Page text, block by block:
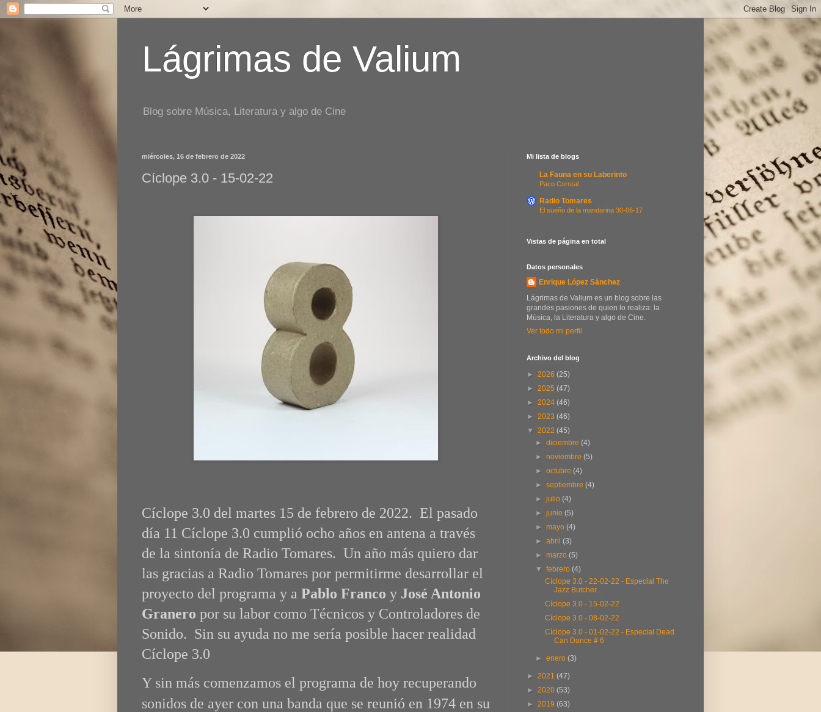
Lágrimas de Valium
Blog sobre Música, Literatura y algo de Cine
miércoles, 16 de febrero de 2022
Cíclope 3.0 - 15-02-22
Cíclope 3.0 del martes 15 de febrero de 2022. El pasado
día 11 Cíclope 3.0 cumplió ocho años en antena a través
de la sintonía de Radio Tomares. Un año más quiero dar
las gracias a Radio Tomares por permitirme desarrollar el
proyecto del programa y a Pablo Franco y José Antonio
Granero por su labor como Técnicos y Controladores de
Sonido. Sin su ayuda no me sería posible hacer realidad
Cíclope 3.0
Y sin más comenzamos el programa de hoy recuperando
sonidos de ayer con una banda que se reunió en 1974 en su
Mi lista de blogs
La Fauna en su Laberinto
Paco Correal
Radio Tomares
El sueño de la mandarina 30-06-17
Vistas de página en total
Datos personales
Enrique López Sánchez
Lágrimas de Valium es un blog sobre las
grandes pasiones de quien lo realiza: la
Música, la Literatura y algo de Cine.
Ver todo mi perfil
Archivo del blog
► 2026 (25)
► 2025 (47)
► 2024 (46)
► 2023 (46)
▼ 2022 (45)
►diciembre(4)
►noviembre(5)
►octubre(4)
►septiembre(4)
►julio(4)
►junio(5)
►mayo(4)
►abril(3)
►marzo(5)
▼febrero(4)
Cíclope 3.0 - 22-02-22 - Especial The
Jazz Butcher...
Cíclope 3.0 - 15-02-22
Cíclope 3.0 - 08-02-22
Cíclope 3.0 - 01-02-22 - Especial Dead
Can Dance # 6
►enero(3)
► 2021 (47)
► 2020 (53)
► 2019 (63)